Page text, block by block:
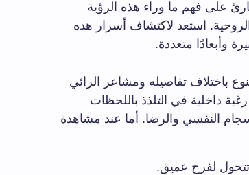
على فهم ما وراء هذه الرؤية
استعد لاكتشاف أسرار هذه
وأبعادًا متعددة.
باختلاف تفاصيله ومشاعر الرائي
داخلية في التلذذ باللحظات
النفسي والرضا. أما عند مشاهدة
لفرح عميق.